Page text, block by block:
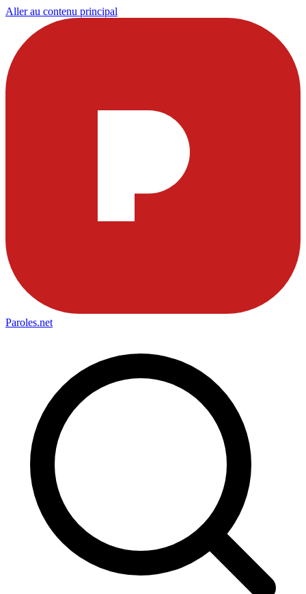
Aller au contenu principal
Paroles.net